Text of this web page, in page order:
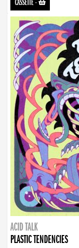
CASSETTE-
ACID TALK
PLASTIC TENDENCIES